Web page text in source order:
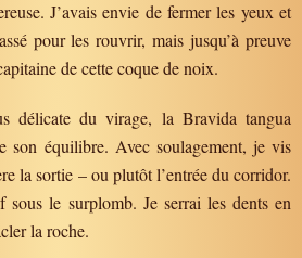
J’avais envie de fermer les yeux et
pour les rouvrir, mais jusqu’à preuve
de cette coque de noix.
délicate du virage, la Bravida tangua
son équilibre. Avec soulagement, je vis
la sortie – ou plutôt l’entrée du corridor.
sous le surplomb. Je serrai les dents en
la roche.